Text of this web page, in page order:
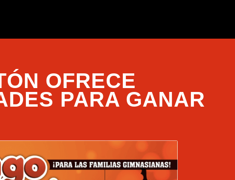
OFRECE
PARA GANAR